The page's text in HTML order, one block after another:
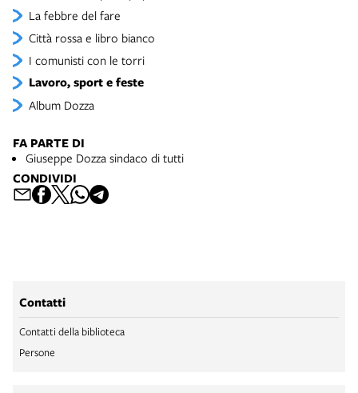
La febbre del fare
Città rossa e libro bianco
I comunisti con le torri
Lavoro, sport e feste
Album Dozza
FA PARTE DI
Giuseppe Dozza sindaco di tutti
CONDIVIDI
Contatti
Contatti della biblioteca
Persone